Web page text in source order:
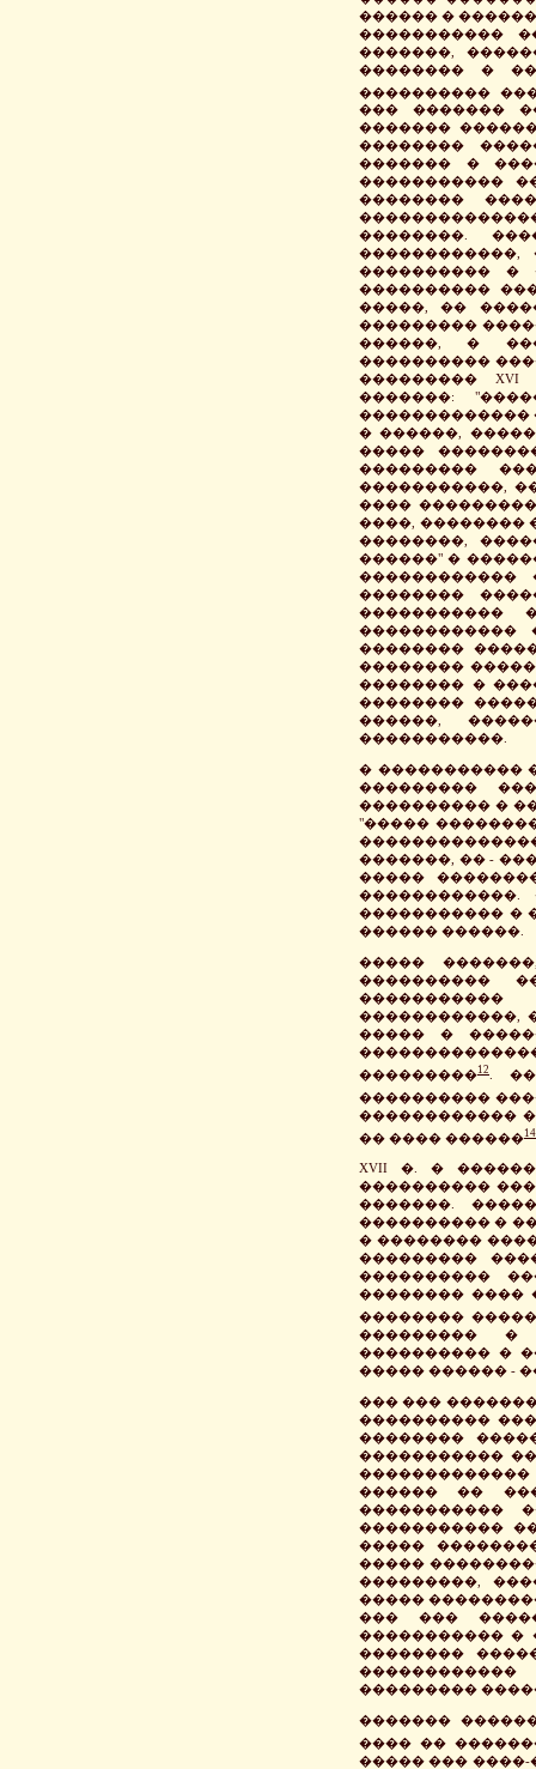
������ �
�����������
�������,
�������� �
����������
��� �������
�������
��������
������� �
�����������
��������
��������.
���������� �
����������
�����, ��
���������
������, �
����������
���������
�������:
�������������
� ������,
�����
���������
�����������,
����
����, ��������
��������,
������" �
��������
�����������
������������
��������
��������
�������� �
��������
������,
�����������.
� �����������
���������
���������� �
"�����
�������, �� -
�����
����������� �
������ ������.
�����
����������
������������,
����� �
���������12
.
����������
������������
�� ���� ������14
XVII �. �
����������
�������.
���������� �
� ��������
���������
����������
�������� ����
��������
��������� �
���������� �
����� ������ -
��� ���
����������
��������
�����������
������ ��
�����������
�����������
�����
�����
���������,
�����
��� ���
����������� �
��������
���������
�������
���� ��
����� ��� ����-